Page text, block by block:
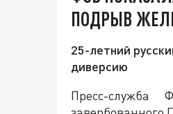
ПОДРЫВ
25-летний
диверсию
Пресс-